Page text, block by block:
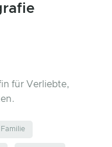
für Verliebte,
Familie